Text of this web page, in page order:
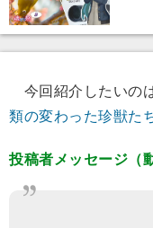
今回紹介したいの
類の変わった珍獣た
投稿者メッセージ（